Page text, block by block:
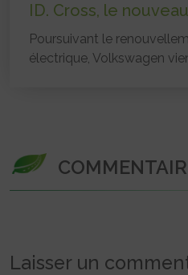
ID. Cross, le
Poursuivant le
électrique, Volkswagen
Laisser un